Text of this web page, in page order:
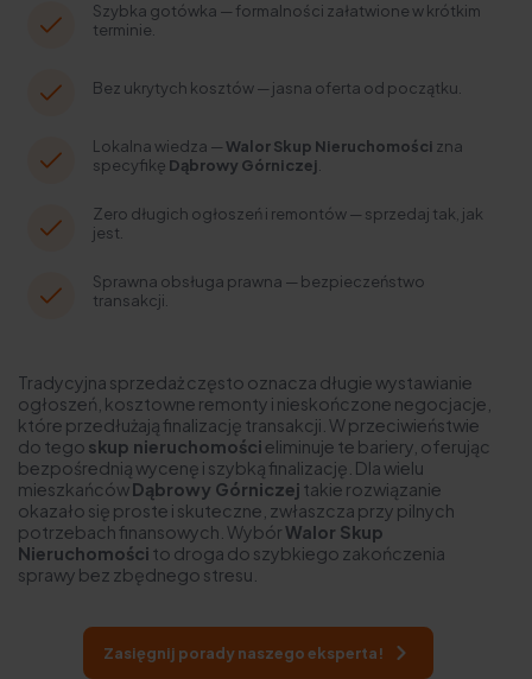
Szybka gotówka — formalności załatwione w krótkim
terminie.
Bez ukrytych kosztów — jasna oferta od początku.
Lokalna wiedza —Walor Skup Nieruchomości zna
specyfikę Dąbrowy Górniczej
Zero długich ogłoszeń i remontów — sprzedaj tak, jak
jest.
Sprawna obsługa prawna — bezpieczeństwo
transakcji.
Tradycyjna sprzedaż często oznacza długie wystawianie
ogłoszeń, kosztowne remonty i nieskończone negocjacje,
które przedłużają finalizację transakcji. W przeciwieństwie
do tego skup nieruchomości eliminuje te bariery, oferując
bezpośrednią wycenę i szybką finalizację. Dla wielu
mieszkańcówDąbrowy Górniczej takie rozwiązanie
okazało się proste i skuteczne, zwłaszcza przy pilnych
potrzebach finansowych. WybórWalor Skup
Nieruchomości to droga do szybkiego zakończenia
sprawy bez zbędnego stresu.
Zasięgnij porady naszego eksperta!